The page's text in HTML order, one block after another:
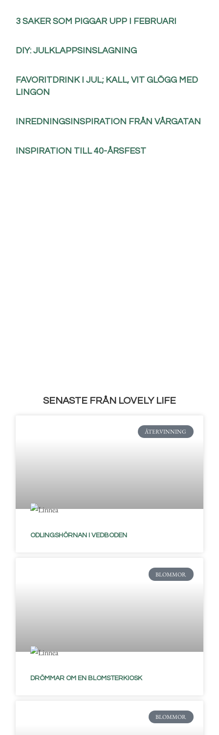
3 SAKER SOM PIGGAR UPP I FEBRUARI
DIY: JULKLAPPSINSLAGNING
FAVORITDRINK I JUL; KALL, VIT GLÖGG MED
LINGON
INREDNINGSINSPIRATION FRÅN VÅRGATAN
INSPIRATION TILL 40-ÅRSFEST
SENASTE FRÅN LOVELY LIFE
ÅTERVINNING
ODLINGSHÖRNAN I VEDBODEN
BLOMMOR
DRÖMMAR OM EN BLOMSTERKIOSK
BLOMMOR